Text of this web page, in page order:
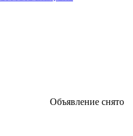
Объявление снято